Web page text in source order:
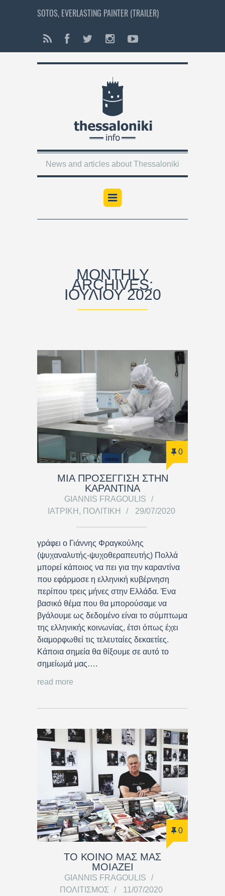
SOTOS, EVERLASTING PAINTER (TRAILER)
News and articles about Thessaloniki
MONTHLY
ARCHIVES:
ΙΟΥΛΊΟΥ 2020
0
ΜΙΑ ΠΡΟΣΕΓΓΙΣΗ ΣΤΗΝ
ΚΑΡΑΝΤΙΝΑ
GIANNIS FRAGOULIS
ΙΑΤΡΙΚΉ , ΠΟΛΙΤΙΚΉ 29/07/2020
γράφει ο Γιάννης Φραγκούλης
(ψυχαναλυτής-ψυχοθεραπευτής) Πολλά
μπορεί κάποιος να πει για την καραντίνα
που εφάρμοσε η ελληνική κυβέρνηση
περίπου τρεις μήνες στην Ελλάδα. Ένα
βασικό θέμα που θα μπορούσαμε να
βγάλουμε ως δεδομένο είναι το σύμπτωμα
της ελληνικής κοινωνίας, έτσι όπως έχει
διαμορφωθεί τις τελευταίες δεκαετίες.
Κάποια σημεία θα θίξουμε σε αυτό το
σημείωμά μας….
read more
0
ΤΟ ΚΟΙΝΟ ΜΑΣ ΜΑΣ
ΜΟΙΑΖΕΙ
GIANNIS FRAGOULIS
ΠΟΛΙΤΙΣΜΌΣ
11/07/2020